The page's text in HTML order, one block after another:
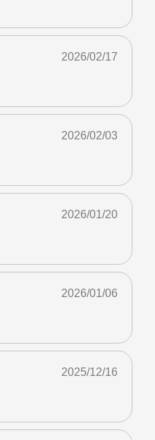
2026/02/17
2026/02/03
2026/01/20
2026/01/06
2025/12/16